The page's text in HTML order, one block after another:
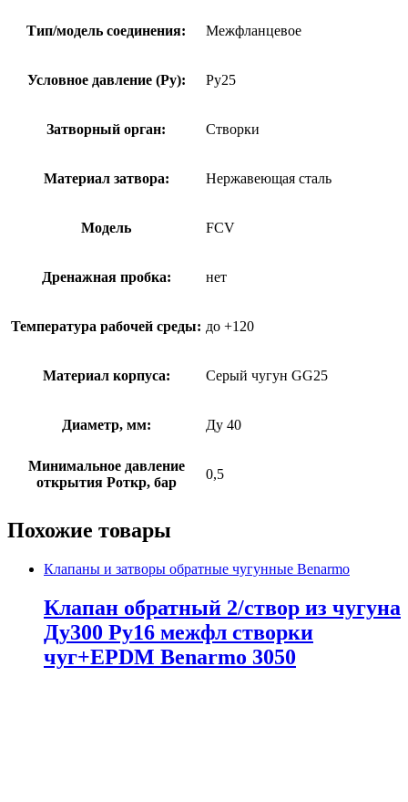
Тип/модель соединения: Межфланцевое
Условное давление (Ру): Ру25
Затворный орган: Створки
Материал затвора: Нержавеющая сталь
Модель FCV
Дренажная пробка: нет
Температура рабочей среды: до +120
Материал корпуса: Серый чугун GG25
Диаметр, мм: Ду 40
Минимальное давление
открытия Роткр, бар
0,5
Похожие товары
Клапаны и затворы обратные чугунные Benarmo
Клапан обратный 2/створ из чугуна
Ду300 Ру16 межфл створки
чуг+EPDM Benarmo 3050